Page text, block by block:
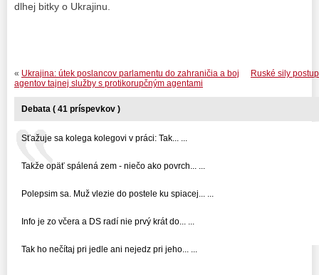
dlhej bitky o Ukrajinu.
Ruské sily
« Ukrajina: útek poslancov parlamentu do zahraničia a boj
agentov tajnej služby s protikorupčným agentami
Debata ( 41 príspevkov )
Sťažuje sa kolega kolegovi v práci: Tak... ...
Takže opäť spálená zem - niečo ako povrch... ...
Polepsim sa. Muž vlezie do postele ku spiacej... ...
Info je zo včera a DS radí nie prvý krát do... ...
Tak ho nečítaj pri jedle ani nejedz pri jeho... ...